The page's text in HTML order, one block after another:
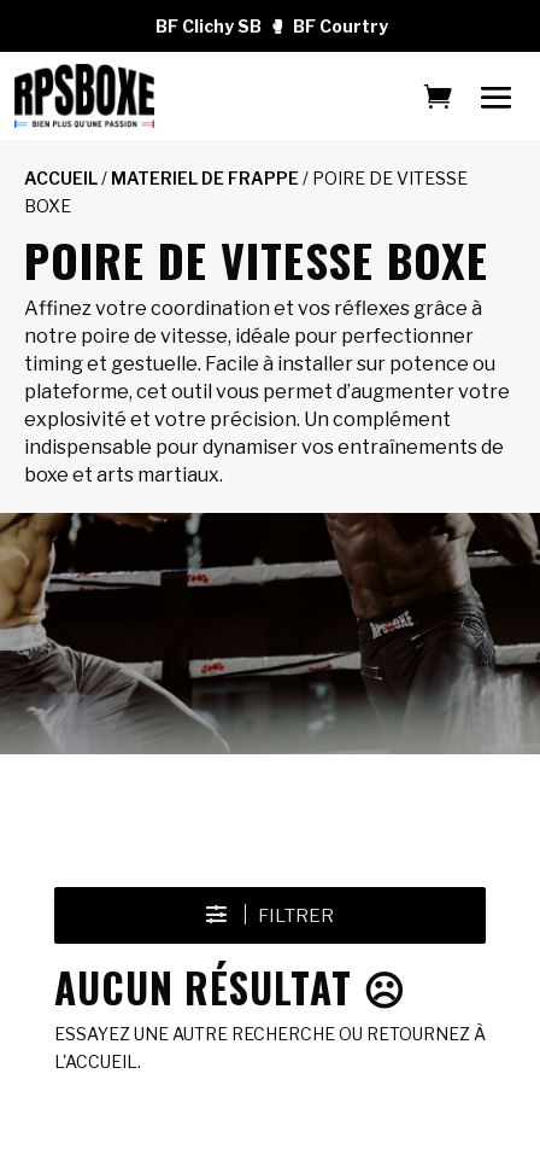
BF Clichy SB 🥊 BF Courtry
ACCUEIL/ MATERIEL DE FRAPPE / POIRE DE VITESSE
BOXE
POIRE DE VITESSE BOXE
Affinez votre coordination et vos réflexes grâce à
notre poire de vitesse, idéale pour perfectionner
timing et gestuelle. Facile à installer sur potence ou
plateforme, cet outil vous permet d’augmenter votre
explosivité et votre précision. Un complément
indispensable pour dynamiser vos entraînements de
boxe et arts martiaux.
FILTRER
AUCUN RÉSULTAT ☹️
ESSAYEZ UNE AUTRE RECHERCHE OU RETOURNEZ À
L'ACCUEIL.